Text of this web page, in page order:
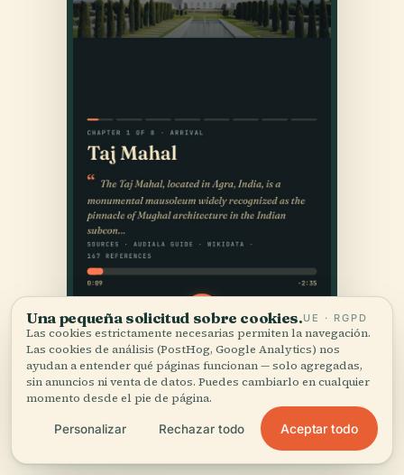
Una pequeña solicitud sobre cookies.UE · RGPD
Las cookies estrictamente necesarias permiten la navegación.
Las cookies de análisis (PostHog, Google Analytics) nos
ayudan a entender qué páginas funcionan — solo agregadas,
sin anuncios ni venta de datos. Puedes cambiarlo en cualquier
momento desde el pie de página.
Personalizar Rechazar todo Aceptar todo